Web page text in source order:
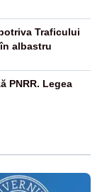
Traficului
albastru
PNRR. Legea